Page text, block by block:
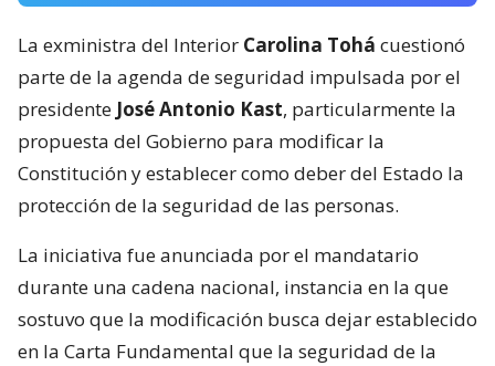
La exministra del Interior Carolina Tohá cuestionó
parte de la agenda de seguridad impulsada por el
presidente José Antonio Kast, particularmente la
propuesta del Gobierno para modificar la
Constitución y establecer como deber del Estado la
protección de la seguridad de las personas.
La iniciativa fue anunciada por el mandatario
durante una cadena nacional, instancia en la que
sostuvo que la modificación busca dejar establecido
en la Carta Fundamental que la seguridad de la